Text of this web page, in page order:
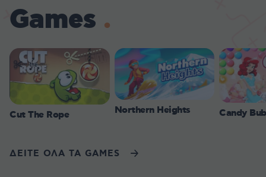
Games
Cut The Rope Northern Heights Candy
ΔΕΙΤΕ ΟΛΑ ΤΑ GAMES